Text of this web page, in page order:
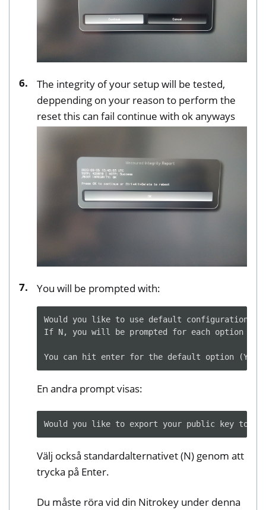
The integrity of your setup will be tested,
deppending on your reason to perform the
reset this can fail continue with ok anyways
You will be prompted with:
Would you like to use default configuration
If N, you will be prompted for each option [Y/
En andra prompt visas:
Välj också standardalternativet (N) genom att
trycka på Enter.
Du måste röra vid din Nitrokey under denna